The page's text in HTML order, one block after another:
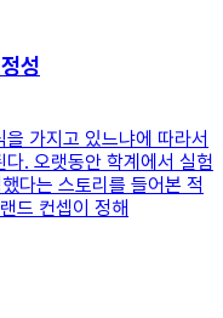
성
가지고 있느냐에 따라서
. 오랫동안 학계에서 실험
다는 스토리를 들어본 적
드 컨셉이 정해